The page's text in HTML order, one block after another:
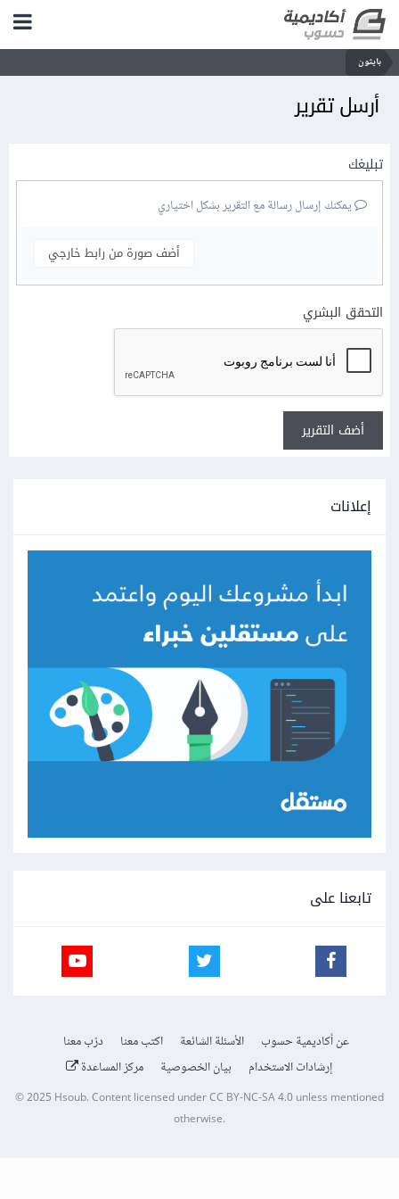
بايثون
أرسل تقرير
تبليغك
يمكنك إرسال رسالة مع التقرير بشكل اختياري
أضف صورة من رابط خارجي
التحقق البشري
أضف التقرير
إعلانات
تابعنا على
عن أكاديمية حسوب الأسئلة الشائعة اكتب معنا
درّب معنا
إرشادات الاستخدام
بيان الخصوصية مركز المساعدة
© 2025 Hsoub.Content licensed underCC BY-NC-SA 4.0unless mentioned
otherwise.